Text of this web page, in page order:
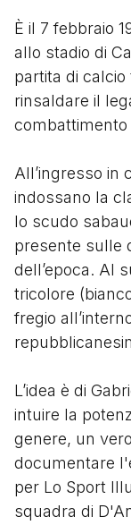
È il 7 febbraio
allo stadio di
partita di
rinsaldare il
combattimento
All’ingresso in
indossano la
lo scudo
presente sulle
dell’epoca. Al
tricolore
fregio
L’idea è di
intuire la
genere, un
documentare
per Lo Sport
squadra di